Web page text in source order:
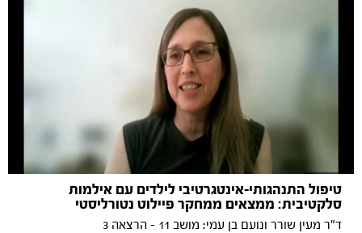
טיפול התנהגותי-אינטגרטיבי לילדים עם אילמות
סלקטיבית: ממצאים ממחקר פיילוט נטורליסטי
ד"ר מעין שורר ונועם בן עמי: מושב 11 - הרצאה 3